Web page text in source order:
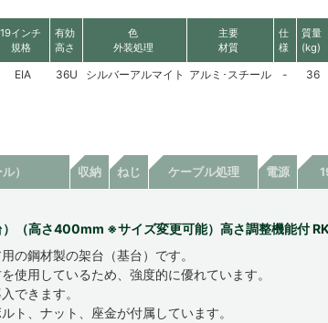
19インチ
規格
有効
高さ
色
外装処理
主要
材質
仕
様
質量
(kg)
EIA 36U シルバーアルマイト アルミ･スチール - 36
） 収納 ねじ ケーブル処理 電源
（高さ400mm ※サイズ変更可能）高さ調整機能付
の鋼材製の架台（基台）です。
使用しているため、強度的に優れています。
できます。
ト、ナット、座金が付属しています。